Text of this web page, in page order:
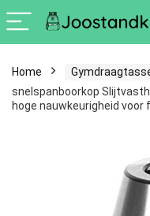
Home
snelspanboorkop
hoge nauwkeurigheid voor